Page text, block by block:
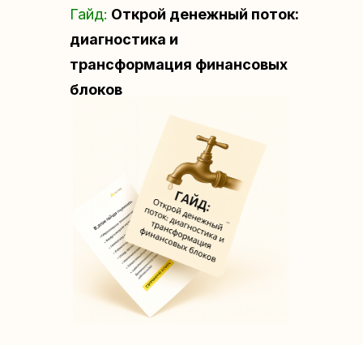
Гайд: Открой денежный поток:
диагностика и
трансформация финансовых
блоков
ПРОГРАММА
МАРАФОНА